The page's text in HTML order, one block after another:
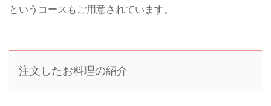
というコースもご用意されています。
注文したお料理の紹介